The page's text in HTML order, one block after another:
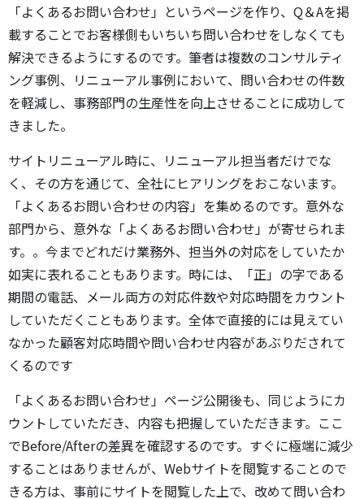
「よくあるお問い合わせ」というページを作り、Q＆Aを掲
載することでお客様側もいちいち問い合わせをしなくても
解決できるようにするのです。筆者は複数のコンサルティ
ング事例、リニューアル事例において、問い合わせの件数
を軽減し、事務部門の生産性を向上させることに成功して
きました。
サイトリニューアル時に、リニューアル担当者だけでな
く、その方を通じて、全社にヒアリングをおこないます。
「よくあるお問い合わせの内容」を集めるのです。意外な
部門から、意外な「よくあるお問い合わせ」が寄せられま
す。。今までどれだけ業務外、担当外の対応をしていたか
如実に表れることもあります。時には、「正」の字である
期間の電話、メール両方の対応件数や対応時間をカウント
していただくこともあります。全体で直接的には見えてい
なかった顧客対応時間や問い合わせ内容があぶりだされて
くるのです
「よくあるお問い合わせ」ページ公開後も、同じようにカ
ウントしていただき、内容も把握していただきます。ここ
でBefore/Afterの差異を確認するのです。すぐに極端に減少
することはありませんが、Webサイトを閲覧することので
きる方は、事前にサイトを閲覧した上で、改めて問い合わ